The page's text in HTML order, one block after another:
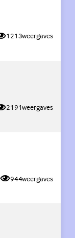
1213weergaves
2191weergaves
944weergaves